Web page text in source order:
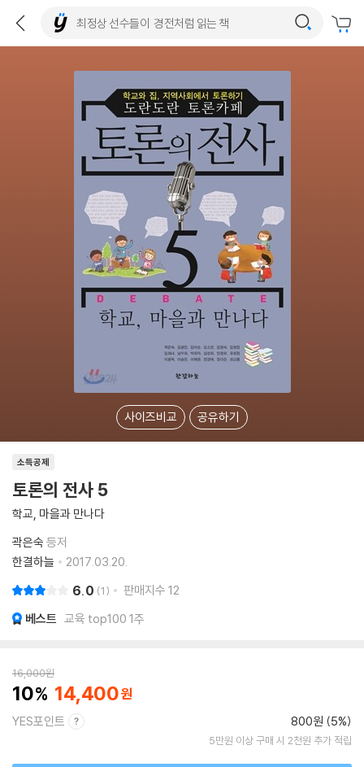
사이즈비교 공유하기
소득공제
토론의 전사 5
학교, 마을과 만나다
곽은숙 등저
한결하늘
2017.03.20.
6.0 1 판매지수 12
베스트 교육 top100 1주
16,000원
10 14,400
YES포인트 800원 (5%)
5만원 이상 구매 시 2천원 추가 적립